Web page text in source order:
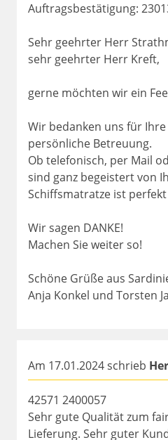
Auftragsbestätigung:
Sehr geehrter Herr
sehr geehrter Herr Kreft,
gerne möchten wir ein
Wir bedanken uns für
persönliche Betreuung.
Ob telefonisch, per Mail
sind ganz begeistert von
Schiffsmatratze ist
Wir sagen DANKE!
Machen Sie weiter so!
Schöne Grüße aus
Anja Konkel und Torsten
Am 17.01.2024 schrieb
42571 2400057
Sehr gute Qualität zum
Lieferung. Sehr guter